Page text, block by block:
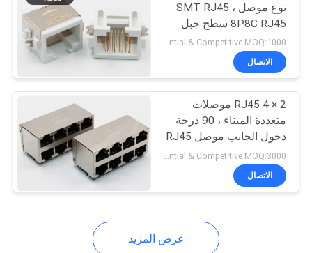
زاوية الحق موصل
RJ45
27
نوع موصل SMT RJ45 ،
8P8C RJ45 سطح جبل
جاك
Preferential & Competitive MOQ:1000
الاتصال
2 × 4 RJ45 موصلات
متعددة الميناء ، 90 درجة
دخول الجانب موصل RJ45
أنثى
Preferential & Competitive MOQ:3000
الاتصال
عرض المزيد